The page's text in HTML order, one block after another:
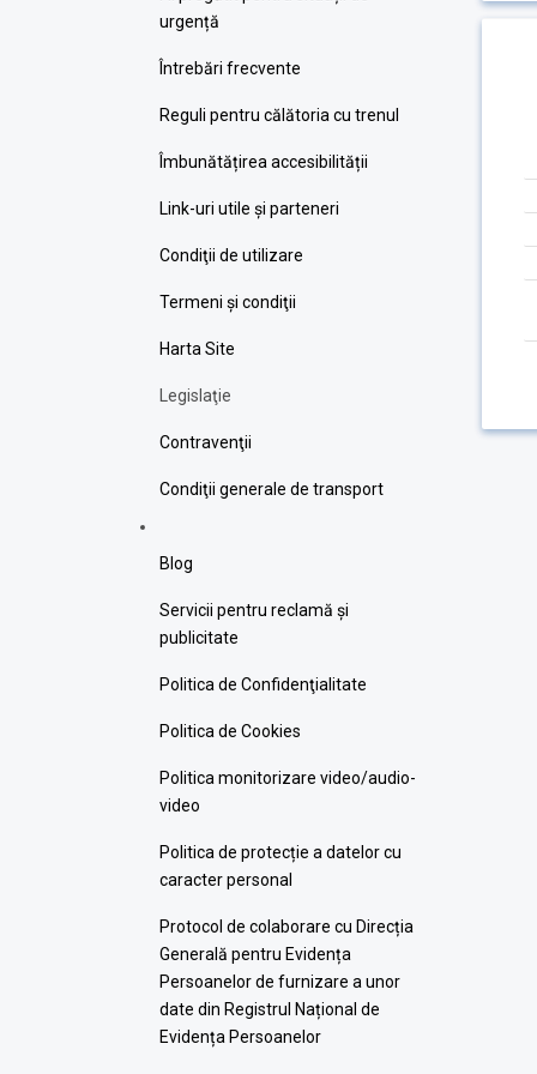
urgență
Întrebări frecvente
Reguli pentru călătoria cu trenul
Îmbunătățirea accesibilității
Link-uri utile şi parteneri
Condiţii de utilizare
Termeni şi condiţii
Harta Site
Legislaţie
Contravenţii
Condiţii generale de transport
Blog
Servicii pentru reclamă și
publicitate
Politica de Confidenţialitate
Politica de Cookies
Politica monitorizare video/audio-
video
Politica de protecție a datelor cu
caracter personal
Protocol de colaborare cu Direcția
Generală pentru Evidența
Persoanelor de furnizare a unor
date din Registrul Național de
Evidența Persoanelor